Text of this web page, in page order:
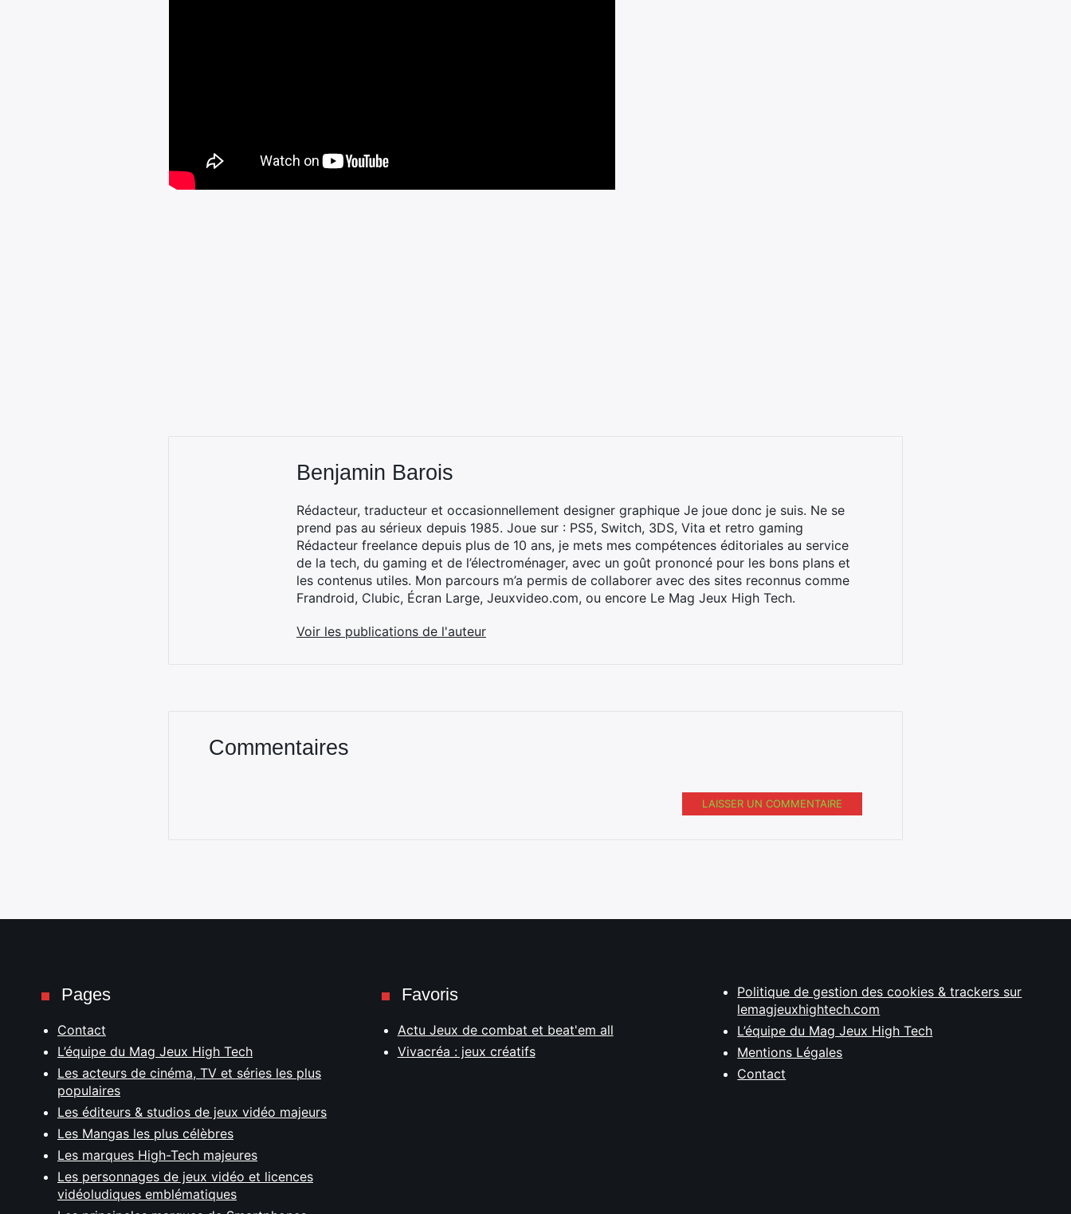
Benjamin Barois
Rédacteur, traducteur et occasionnellement designer graphique Je joue donc je suis. Ne se
prend pas au sérieux depuis 1985. Joue sur : PS5, Switch, 3DS, Vita et retro gaming
Rédacteur freelance depuis plus de 10 ans, je mets mes compétences éditoriales au service
de la tech, du gaming et de l’électroménager, avec un goût prononcé pour les bons plans et
les contenus utiles. Mon parcours m’a permis de collaborer avec des sites reconnus comme
Frandroid, Clubic, Écran Large, Jeuxvideo.com, ou encore Le Mag Jeux High Tech.
Voir les publications de l'auteur
Commentaires
LAISSER UN COMMENTAIRE
Pages
Contact
L’équipe du Mag Jeux High Tech
Les acteurs de cinéma, TV et séries les plus
populaires
Les éditeurs & studios de jeux vidéo majeurs
Les Mangas les plus célèbres
Les marques High-Tech majeures
Les personnages de jeux vidéo et licences
vidéoludiques emblématiques
Favoris
Actu Jeux de combat et beat'em all
Vivacréa : jeux créatifs
Politique de gestion des cookies & trackers sur
lemagjeuxhightech.com
L’équipe du Mag Jeux High Tech
Mentions Légales
Contact